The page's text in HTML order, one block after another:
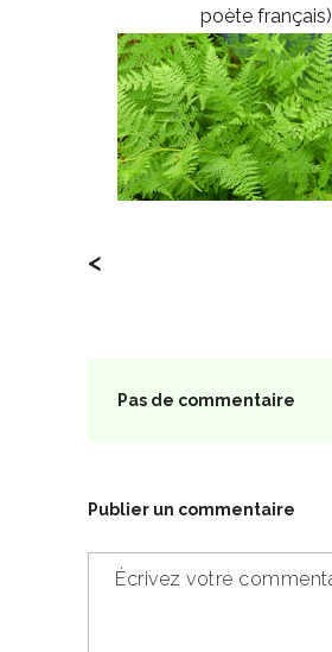
poète français)
<
Pas de commentaire
Publier un commentaire